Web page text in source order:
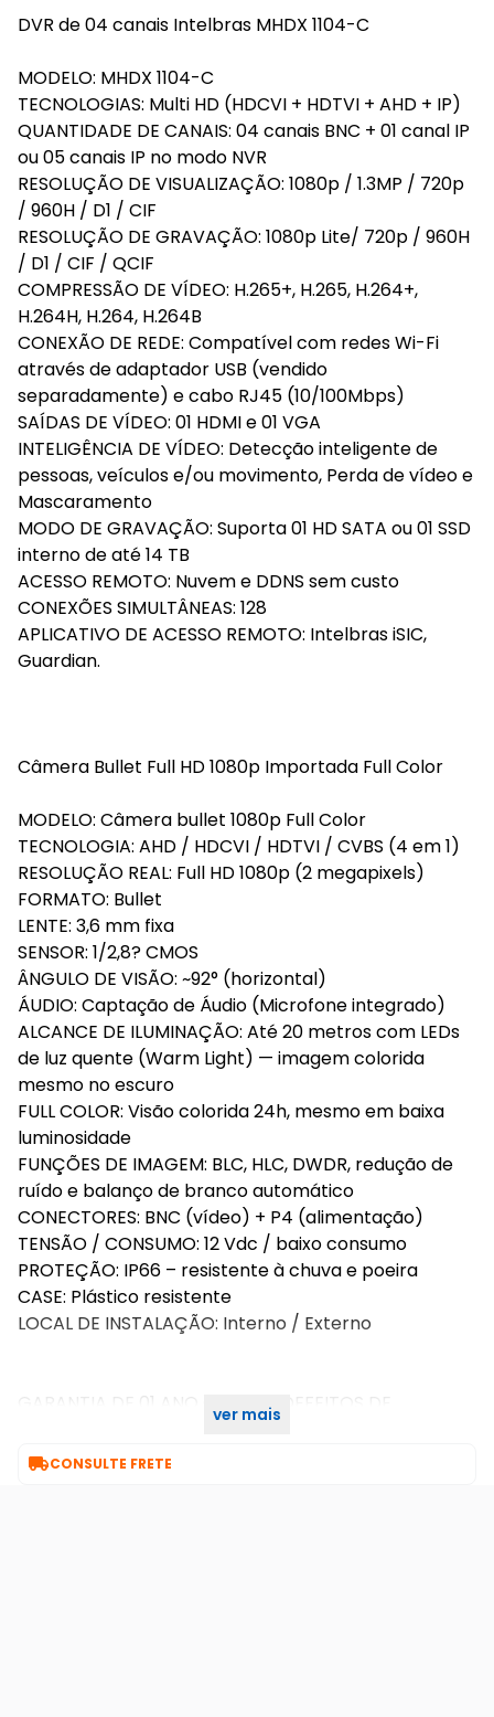
DVR de 04 canais Intelbras MHDX 1104-C
MODELO: MHDX 1104-C
TECNOLOGIAS: Multi HD (HDCVI + HDTVI + AHD + IP)
QUANTIDADE DE CANAIS: 04 canais BNC + 01 canal IP
ou 05 canais IP no modo NVR
RESOLUÇÃO DE VISUALIZAÇÃO: 1080p / 1.3MP / 720p
/ 960H / D1 / CIF
RESOLUÇÃO DE GRAVAÇÃO: 1080p Lite/ 720p / 960H
/ D1 / CIF / QCIF
COMPRESSÃO DE VÍDEO: H.265+, H.265, H.264+,
H.264H, H.264, H.264B
CONEXÃO DE REDE: Compatível com redes Wi-Fi
através de adaptador USB (vendido
separadamente) e cabo RJ45 (10/100Mbps)
SAÍDAS DE VÍDEO: 01 HDMI e 01 VGA
INTELIGÊNCIA DE VÍDEO: Detecção inteligente de
pessoas, veículos e/ou movimento, Perda de vídeo e
Mascaramento
MODO DE GRAVAÇÃO: Suporta 01 HD SATA ou 01 SSD
interno de até 14 TB
ACESSO REMOTO: Nuvem e DDNS sem custo
CONEXÕES SIMULTÂNEAS: 128
APLICATIVO DE ACESSO REMOTO: Intelbras iSIC,
Guardian.
Câmera Bullet Full HD 1080p Importada Full Color
MODELO: Câmera bullet 1080p Full Color
TECNOLOGIA: AHD / HDCVI / HDTVI / CVBS (4 em 1)
RESOLUÇÃO REAL: Full HD 1080p (2 megapixels)
FORMATO: Bullet
LENTE: 3,6 mm fixa
SENSOR: 1/2,8? CMOS
ÂNGULO DE VISÃO: ~92° (horizontal)
ÁUDIO: Captação de Áudio (Microfone integrado)
ALCANCE DE ILUMINAÇÃO: Até 20 metros com LEDs
de luz quente (Warm Light) — imagem colorida
mesmo no escuro
FULL COLOR: Visão colorida 24h, mesmo em baixa
luminosidade
FUNÇÕES DE IMAGEM: BLC, HLC, DWDR, redução de
ruído e balanço de branco automático
CONECTORES: BNC (vídeo) + P4 (alimentação)
TENSÃO / CONSUMO: 12 Vdc / baixo consumo
PROTEÇÃO: IP66 – resistente à chuva e poeira
CASE: Plástico resistente
LOCAL DE INSTALAÇÃO: Interno / Externo
GARANTIA DE 01 ANO CONTRA DEFEITOS DE
ver mais
CONSULTE FRETE